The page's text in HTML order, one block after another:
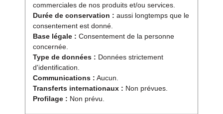
commerciales de nos produits et/ou services.
Durée de conservation : aussi longtemps que le
consentement est donné.
Base légale : Consentement de la personne
concernée.
Type de données : Données strictement
d'identification.
Communications : Aucun.
Transferts internationaux : Non prévues.
Profilage : Non prévu.